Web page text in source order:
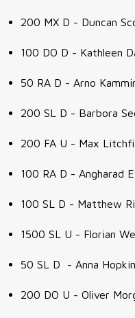
200 MX D - Duncan
100 DO D - Kathleen
50 RA D - Arno
200 SL D - Barbora
200 FA U - Max
100 RA D - Angharad
100 SL D - Matthew
1500 SL U - Florian
50 SL D - Anna
200 DO U - Oliver